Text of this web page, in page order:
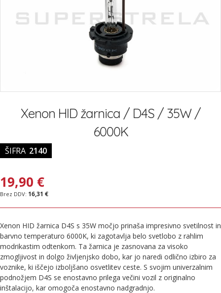
začetekXenon HID žarnica / D4S / 35W /
6000K
ŠIFRA 2140
19,90 €
16,31 €
Xenon HID žarnica D4S s 35W močjo prinaša impresivno svetilnost in
barvno temperaturo 6000K, ki zagotavlja belo svetlobo z rahlim
modrikastim odtenkom. Ta žarnica je zasnovana za visoko
zmogljivost in dolgo življenjsko dobo, kar jo naredi odlično izbiro za
voznike, ki iščejo izboljšano osvetlitev ceste. S svojim univerzalnim
podnožjem D4S se enostavno prilega večini vozil z originalno
inštalacijo, kar omogoča enostavno nadgradnjo.